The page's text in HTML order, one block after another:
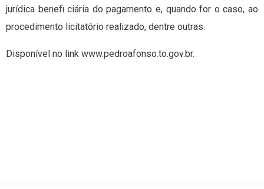
jurídica benefi ciária do pagamento e, quando for o caso, ao
procedimento licitatório realizado, dentre outras.
Disponível no link www.pedroafonso.to.gov.br.